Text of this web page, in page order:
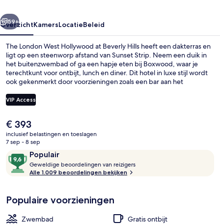
Hills
Volgende
59+
OverzichtKamersLocatieBeleid
The London West Hollywood at Beverly Hills heeft een dakterras en
ligt op een steenworp afstand van Sunset Strip. Neem een duik in
het buitenzwembad of ga een hapje eten bij Boxwood, waar je
terechtkunt voor ontbijt, lunch en diner. Dit hotel in luxe stijl wordt
ook gekenmerkt door voorzieningen zoals een bar aan het
Andere reizigers raden de accommodatie aan vanwege het
behulpzame personeel en het ontbijt.
VIP Access
De
huidige
prijs
€ 393
€ 393
inclusief belastingen en toeslagen
7 sep - 8 sep
Beoordelingen
Populair
9,6
van
10,
Geweldige beoordelingen van reizigers
i
Alle 1.009 beoordelingen bekijken
Populaire voorzieningen
Zwembad
Gratis ontbijt